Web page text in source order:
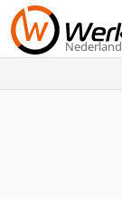
Nederland